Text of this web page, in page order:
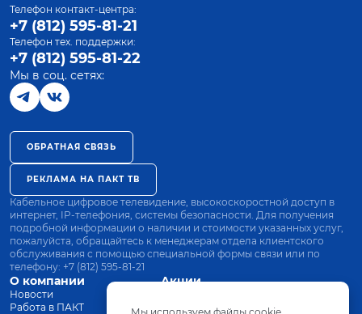
О компании
Новости
Работа в ПАКТ
Акции
Оплата
Телефон контакт-центра:
+7 (812) 595-81-21
Телефон тех. поддержки:
+7 (812) 595-81-22
Мы в соц. сетях:
ОБРАТНАЯ СВЯЗЬ
РЕКЛАМА НА ПАКТ ТВ
Кабельное цифровое телевидение, высокоскоростной доступ в
интернет, IP-телефония, системы безопасности. Для получения
подробной информации о наличии и стоимости указанных услуг,
пожалуйста, обращайтесь к менеджерам отдела клиентского
обслуживания с помощью специальной формы связи или по
телефону: +7 (812) 595-81-21